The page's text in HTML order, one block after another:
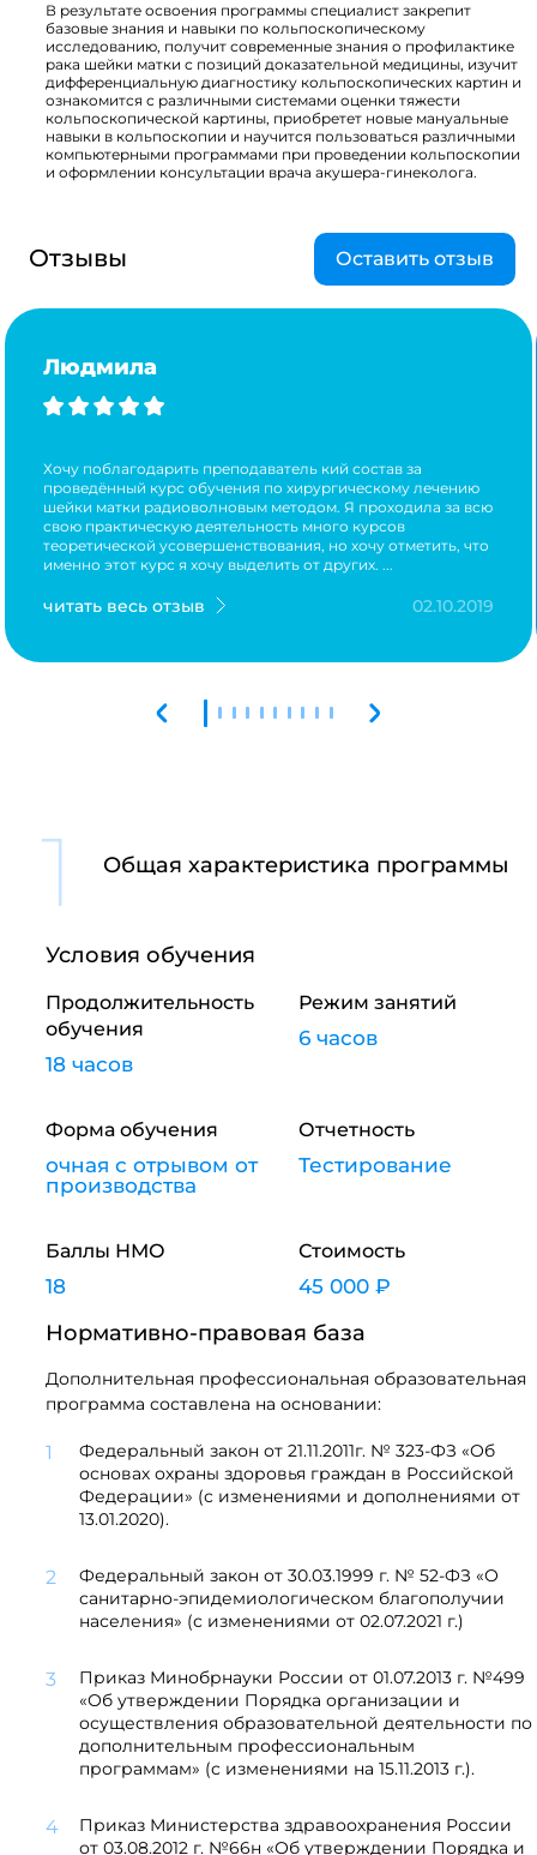
В результате освоения программы специалист закрепит
базовые знания и навыки по кольпоскопическому
исследованию, получит современные знания о профилактике
рака шейки матки с позиций доказательной медицины, изучит
дифференциальную диагностику кольпоскопических картин и
ознакомится с различными системами оценки тяжести
кольпоскопической картины, приобретет новые мануальные
навыки в кольпоскопии и научится пользоваться различными
компьютерными программами при проведении кольпоскопии
и оформлении консультации врача акушера-гинеколога.
Отзывы Оставить отзыв
Людмила
Хочу поблагодарить преподаватель кий состав за
проведённый курс обучения по хирургическому лечению
шейки матки радиоволновым методом. Я проходила за всю
свою практическую деятельность много курсов
теоретической усовершенствования, но хочу отметить, что
именно этот курс я хочу выделить от других. ...
читать весь отзыв 02.10.2019
1 Общая характеристика программы
Условия обучения
Продолжительность
обучения
18 часов
Режим занятий
6 часов
Форма обучения
очная с отрывом от
производства
Отчетность
Тестирование
Баллы НМО
18
Стоимость
45 000 ₽
Нормативно-правовая база
Дополнительная профессиональная образовательная
программа составлена на основании:
Федеральный закон от 21.11.2011г. № 323-ФЗ «Об
основах охраны здоровья граждан в Российской
Федерации» (с изменениями и дополнениями от
13.01.2020).
Федеральный закон от 30.03.1999 г. № 52-ФЗ «О
санитарно-эпидемиологическом благополучии
населения» (с изменениями от 02.07.2021 г.)
Приказ Минобрнауки России от 01.07.2013 г. №499
«Об утверждении Порядка организации и
осуществления образовательной деятельности по
дополнительным профессиональным
программам» (с изменениями на 15.11.2013 г.).
Приказ Министерства здравоохранения России
от 03.08.2012 г. №66н «Об утверждении Порядка и